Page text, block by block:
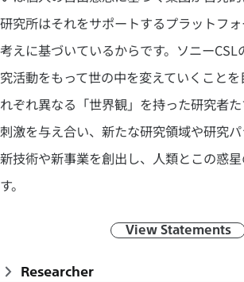
研究所はそれをサポートするプラットフ
考えに基づいているからです。ソニー
究活動をもって世の中を変えていくこと
れぞれ異なる「世界観」を持った研究者
刺激を与え合い、新たな研究領域や研究パ
新技術や新事業を創出し、人類とこの惑
す。
View Statements
Researcher